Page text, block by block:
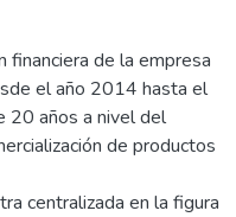
financiera de la empresa
el año 2014 hasta el
20 años a nivel del
de productos
centralizada en la figura